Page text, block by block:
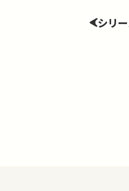
シリ